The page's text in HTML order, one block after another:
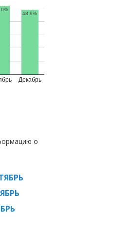
Декабрь
48.9%
о